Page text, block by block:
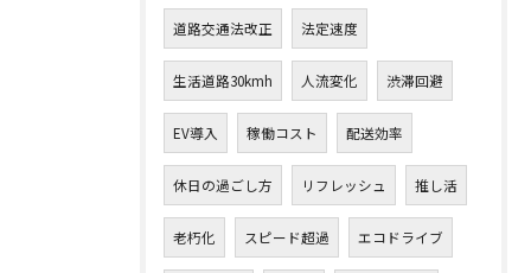
道路交通法改正 法定速度
生活道路30kmh 人流変化 渋滞回避
EV導入 稼働コスト 配送効率
休日の過ごし方 リフレッシュ 推し活
老朽化 スピード超過 エコドライブ